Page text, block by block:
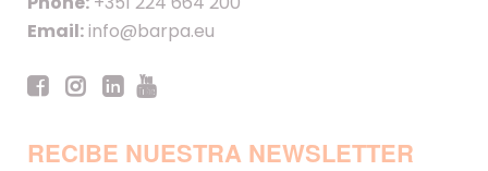
Email:info@barpa.eu
RECIBE NUESTRA NEWSLETTER